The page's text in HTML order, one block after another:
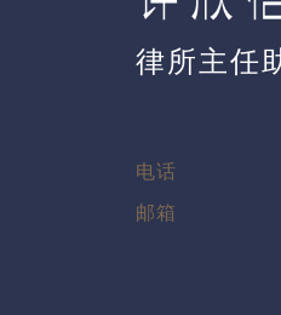
律所主任
电话
邮箱